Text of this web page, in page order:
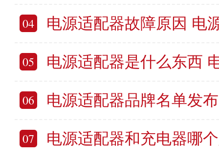
04 电源适配器故障原因 电
05 电源适配器是什么东西
06 电源适配器品牌名单发布 最新电
07 电源适配器和充电器哪个好 电源适配